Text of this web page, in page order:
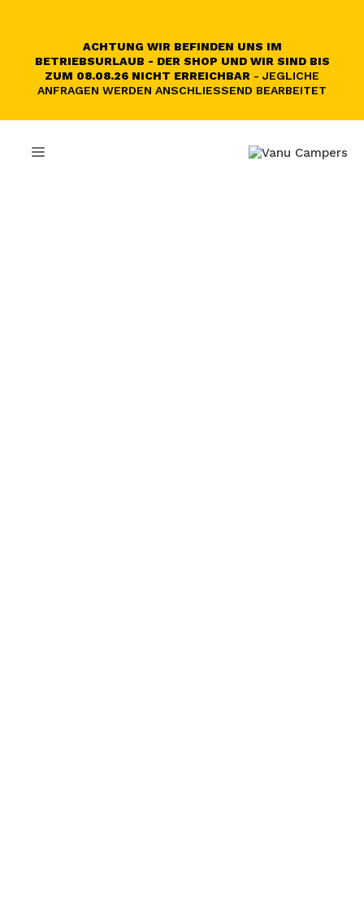
ACHTUNG WIR BEFINDEN UNS IM
BETRIEBSURLAUB - DER SHOP UND WIR SIND BIS
ZUM 08.08.26 NICHT ERREICHBAR - JEGLICHE
ANFRAGEN WERDEN ANSCHLIESSEND BEARBEITET
MENÜ